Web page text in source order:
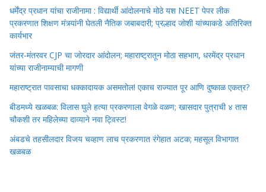
धर्मेंद्र प्रधान यांचा राजीनामा : विद्यार्थी आंदोलनाचे मोठे यश NEET पेपर लीक
प्रकरणात शिक्षण मंत्र्यांनी घेतली नैतिक जबाबदारी; प्रल्हाद जोशी यांच्याकडे अतिरिक्त
कार्यभार
जंतर-मंतरवर CJP चा जोरदार आंदोलन; महाराष्ट्रातून मोठा सहभाग, धरमेंद्र प्रधान
यांच्या राजीनाम्याची मागणी
महाराष्ट्रात पावसाचा धक्कादायक असमतोल! एकाच राज्यात पूर आणि दुष्काळ एकत्र?
बीडमध्ये खळबळ: विलास घुले हत्या प्रकरणाला वेगळे वळण; खासदार पुत्राची ४ तास
चौकशी तर महिलेच्या दाव्याने नवा ट्विस्ट!
अंबडचे तहसीलदार विजय चव्हाण लाच प्रकरणात रंगेहात अटक; महसूल विभागात
खळबळ